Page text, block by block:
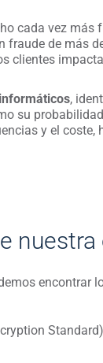
cada vez más
de más
clientes
,
su
y el
nuestra
encontrar